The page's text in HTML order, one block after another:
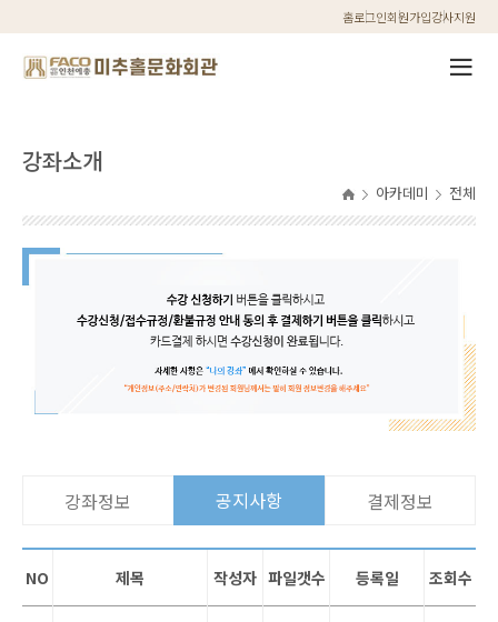
홈로그인회원가입강사지원
강좌소개
아카데미 전체
강좌정보 공지사항 결제정보
NO 제목 작성자 파일갯수 등록일 조회수